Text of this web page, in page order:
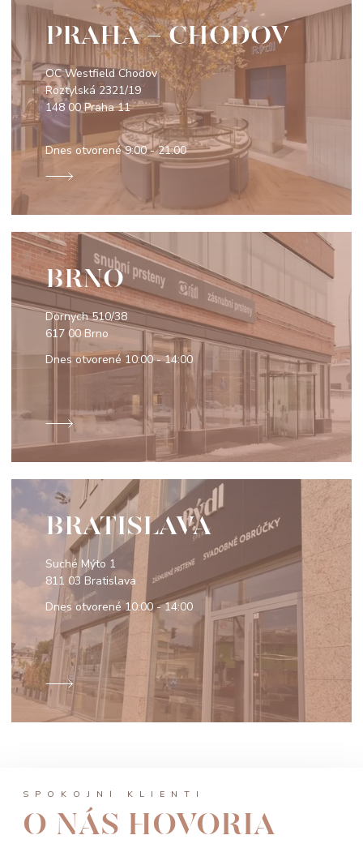
PRAHA - CHODOV
OC Westfield Chodov
Roztylská 2321/19
148 00 Praha 11
Dnes otvorené9:00 - 21:00
BRNO
Dornych 510/38
617 00 Brno
Dnes otvorené 10:00 - 14:00
BRATISLAVA
Suché Mýto 1
811 03 Bratislava
Dnes otvorené10:00 - 14:00
SPOKOJNÍ KLIENTI
O NÁS HOVORIA